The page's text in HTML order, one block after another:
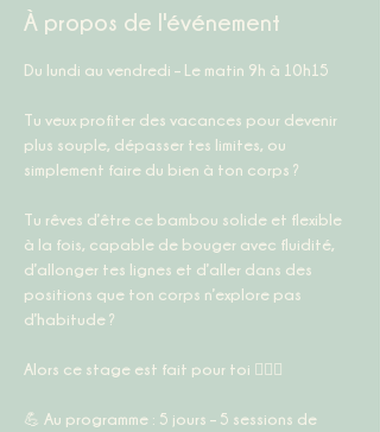
À propos de l'événement
Du lundi au vendredi – Le matin 9h à 10h15
Tu veux profiter des vacances pour devenir
plus souple, dépasser tes limites, ou
simplement faire du bien à ton corps ?
Tu rêves d’être ce bambou solide et flexible
à la fois, capable de bouger avec fluidité,
d’allonger tes lignes et d’aller dans des
positions que ton corps n’explore pas
d’habitude ?
Alors ce stage est fait pour toi 🤸‍♀️✨
💪 Au programme : 5 jours – 5 sessions de